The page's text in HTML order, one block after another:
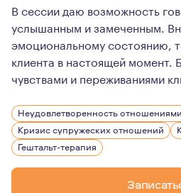
В сессии даю возможность
услышанным и замеченным.
эмоциональному состоянию,
клиента в настоящей
чувствами и переживаниями
Выбор профессии мною
Психотерапия стала для
Неудовлетворенность
Кризис супружеских отношений
Гештальт-терапия